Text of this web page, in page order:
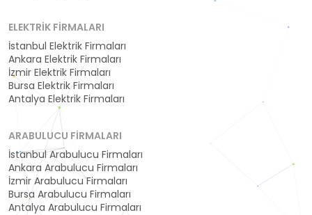
ELEKTRIK FIRMALARI
İstanbul Elektrik Firmaları
Ankara Elektrik Firmaları
İzmir Elektrik Firmaları
Bursa Elektrik Firmaları
Antalya Elektrik Firmaları
ARABULUCU FIRMALARI
İstanbul Arabulucu Firmaları
Ankara Arabulucu Firmaları
İzmir Arabulucu Firmaları
Bursa Arabulucu Firmaları
Antalya Arabulucu Firmaları